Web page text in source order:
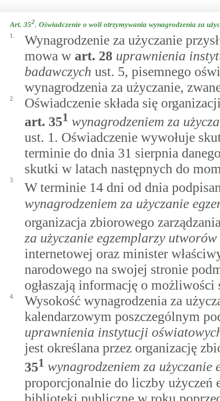
Art. 352. Oświadczenie o woli otrzymywania wynagrodzenia za
1.
Wynagrodzenie za użyczanie
mowa w art. 28 uprawnienia
badawczych ust. 5, pisemnego
wynagrodzenia za użyczanie,
2.
Oświadczenie składa się
art. 351 wynagrodzeniem za
ust. 1. Oświadczenie wywołuje
terminie do dnia 31 sierpnia
skutki w latach następnych do
3.
W terminie 14 dni od dnia
wynagrodzeniem za użyczanie
organizacja zbiorowego
za użyczanie egzemplarzy
internetowej oraz minister
narodowego na swojej stronie
ogłaszają informację o możliwości
4.
Wysokość wynagrodzenia za
kalendarzowym poszczególnym
uprawnienia instytucji
jest określana przez organizację
351 wynagrodzeniem za
proporcjonalnie do liczby użyczeń